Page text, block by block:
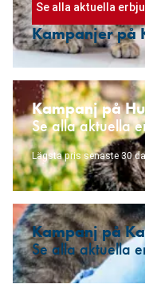
Se alla aktuella
Kampanjer på
Kampanj på
Se alla aktuella
Lägsta pris senaste 30
Kampanj på
Se alla aktuella